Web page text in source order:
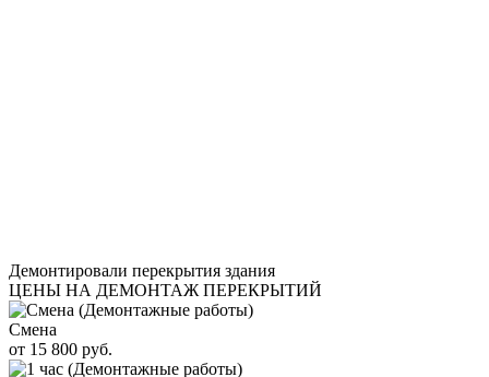
Демонтировали перекрытия здания
ЦЕНЫ НА ДЕМОНТАЖ ПЕРЕКРЫТИЙ
Смена
от 15 800 руб.